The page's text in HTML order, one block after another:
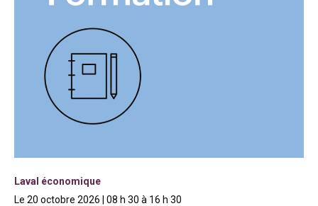
Laval économique
Le 20 octobre 2026 | 08 h 30 à 16 h 30